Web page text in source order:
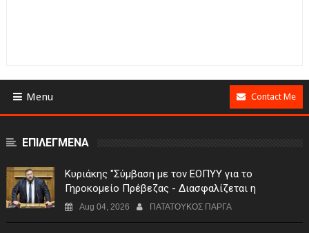
Menu Contact Me
ΕΠΙΛΕΓΜΕΝΑ
Κυριάκης "Σύμβαση με τον ΕΟΠΥΥ για το
Γηροκομείο Πρέβεζας - Διασφαλίζεται η
χρηματοδότηση της λειτουργίας του"
Aug 04, 2026 ΠΑΤΑΤΟΥΚΟΣ ΠΑΡΓΑ